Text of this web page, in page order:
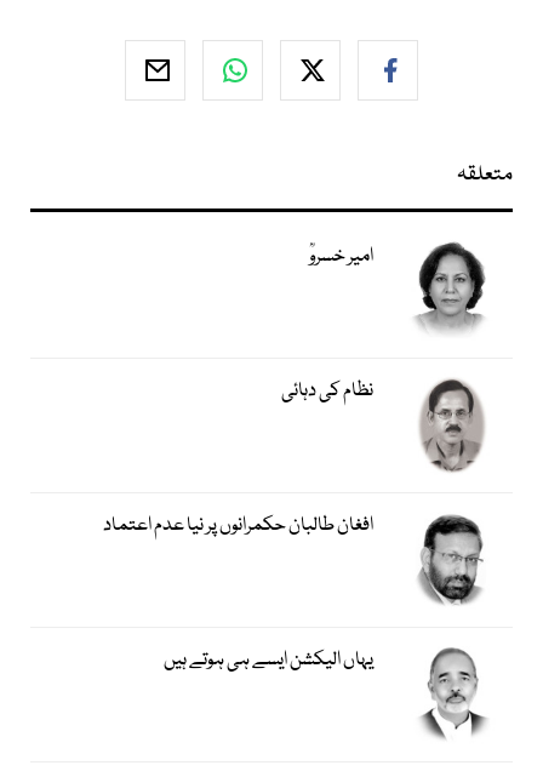
متعلقہ
امیر خسروؒ
نظام کی دہائی
افغان طالبان حکمرانوں پر نیا عدم اعتماد
یہاں الیکشن ایسے ہی ہوتے ہیں